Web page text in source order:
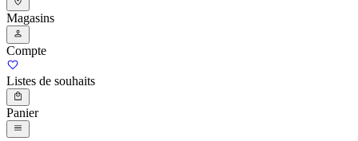
Magasins
Compte
Listes de souhaits
Panier